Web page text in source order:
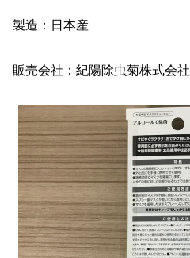
製造：日本産
販売会社：紀陽除虫菊株式会社